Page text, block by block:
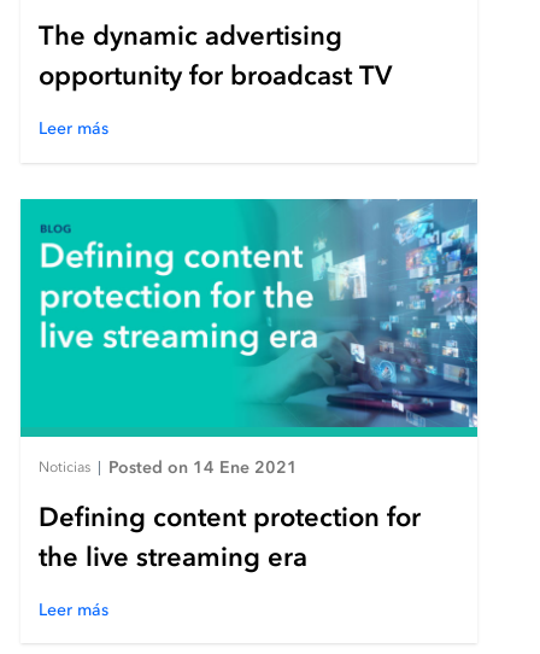
The dynamic advertising
opportunity for broadcast TV
Leer más
Noticias Posted on 14 Ene 2021
Defining content protection for
the live streaming era
Leer más